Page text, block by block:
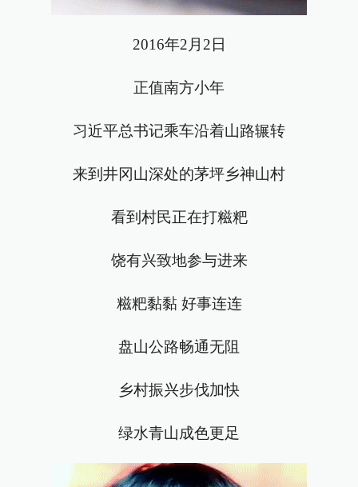
2016年2月2日
正值南方小年
习近平总书记乘车沿着山路辗转
来到井冈山深处的茅坪乡神山村
看到村民正在打糍粑
饶有兴致地参与进来
糍粑黏黏 好事连连
盘山公路畅通无阻
乡村振兴步伐加快
绿水青山成色更足